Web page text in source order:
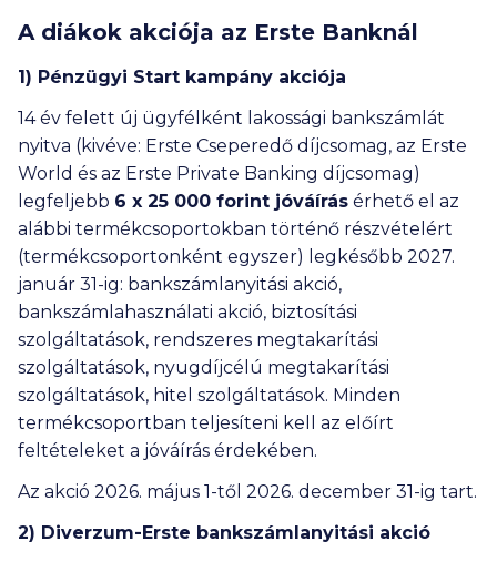
ajánlatok sorrendjét befolyásolhatja a kattintások
tartalma (így különösen: a promóciós díj összege, illetve a
megrendelt kattintási szám mennyisége), valamint az
ajánlatok megjelenésének időben történő egyenletes
eloszlása miatti egyedi ütemezési célú informatikai
megoldások. A kiválasztott hitelintézet által adott ajánlat
eltérhet a fent megadott adatoktól, amely vonatkozásában
felelősségünket kizárjuk. További részletek az
Ügyféltájékoztatónkban (ITT), valamint a hitelintézetek
weboldalán vagy azok ügyfélszolgálatain tekinthetők meg.
Ezeknek a bankoknak a termékeit nem jelenítjük meg a
kalkulátorainkban: Bank of China, BNP Paribas, Deutsche
Bank, Duna Takarék Bank, ING, KDB Bank, Merkantil Bank,
Oberbank, Polgári Bank.
Nem találtad meg, amit kerestél? Nézd meg agyakran
ismételt kérdéseketis!
A diákok akciója az Erste Banknál
1) Pénzügyi Start kampány akciója
14 év felett új ügyfélként lakossági bankszámlát
nyitva (kivéve: Erste Cseperedő díjcsomag, az Erste
World és az Erste Private Banking díjcsomag)
legfeljebb 6 x 25 000 forint jóváírás érhető el az
alábbi termékcsoportokban történő részvételért
(termékcsoportonként egyszer) legkésőbb 2027.
január 31-ig: bankszámlanyitási akció,
bankszámlahasználati akció, biztosítási
szolgáltatások, rendszeres megtakarítási
szolgáltatások, nyugdíjcélú megtakarítási
szolgáltatások, hitel szolgáltatások. Minden
termékcsoportban teljesíteni kell az előírt
feltételeket a jóváírás érdekében.
Az akció 2026. május 1-től 2026. december 31-ig tart.
2) Diverzum-Erste bankszámlanyitási akció